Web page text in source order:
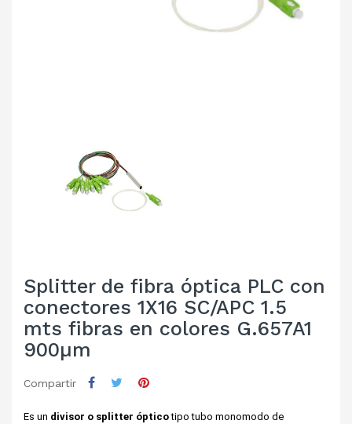
Splitter de fibra óptica PLC con
conectores 1X16 SC/APC 1.5
mts fibras en colores G.657A1
900µm
Compartir
Es un divisor o splitter óptico tipo tubo monomodo de